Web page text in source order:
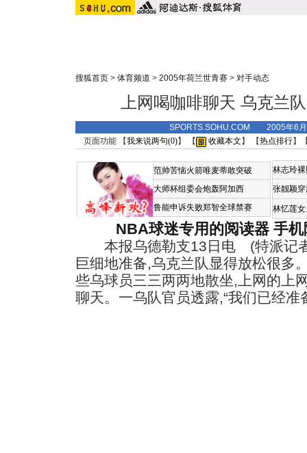
搜狐首页 > 体育频道 > 2005年荷兰世青赛 > 对手动态
上网喝咖啡聊天 乌克兰
SPORTS.SOHU.COM 2005年6
页面功能 【我来说两句(0)】 【 收藏本文 】 【热点排行】
范帅苦恼火箭唯麦蒂敢突破
大师杯组委会炮轰阿加西
鲁能申诉失败郑智全球禁赛
林志玲
张靓颖
林忆莲
NBA球迷专用的阅读器 手
本报乌德勒支13日电 (特派记者
巨细地准备,乌克兰队显得放松很多
些乌球员三三两两地散坐,上网的上
聊天。一乌队官员透露,“我们已经